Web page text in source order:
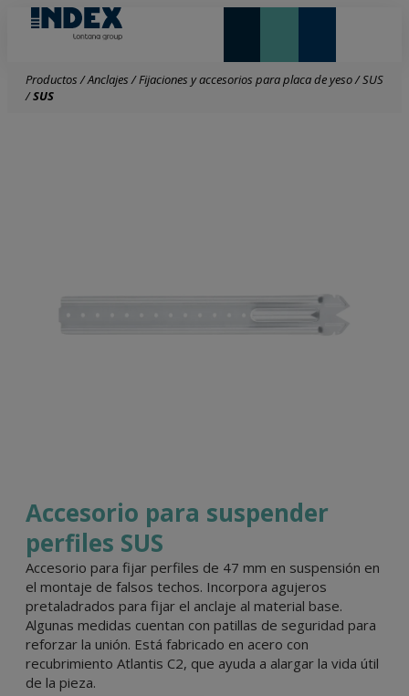
Productos/Anclajes/Fijaciones y accesorios para placa de yeso/SUS
/SUS
Accesorio para suspender
perfiles SUS
Accesorio para fijar perfiles de 47 mm en suspensión en
el montaje de falsos techos. Incorpora agujeros
pretaladrados para fijar el anclaje al material base.
Algunas medidas cuentan con patillas de seguridad para
reforzar la unión. Está fabricado en acero con
recubrimiento Atlantis C2, que ayuda a alargar la vida útil
de la pieza.